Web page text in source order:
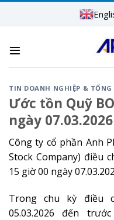
TIN DOANH NGHIỆP & TỔNG
Ước tồn Quỹ
ngày 07.03.2026
Công ty cổ phần Anh
Stock Company) điều
15 giờ 00 ngày
Trong chu kỳ điều
05.03.2026 đến